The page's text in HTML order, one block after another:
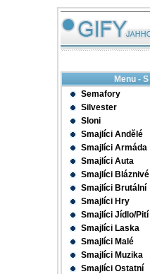
Menu - S
Semafory
Silvester
Sloni
Smajlíci Andělé
Smajlíci Armáda
Smajlíci Auta
Smajlíci Bláznivé
Smajlíci Brutální
Smajlíci Hry
Smajlíci Jídlo/Pití
Smajlíci Laska
Smajlíci Malé
Smajlíci Muzika
Smajlíci Ostatní